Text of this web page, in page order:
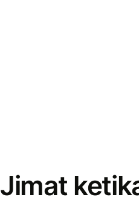
Jimat